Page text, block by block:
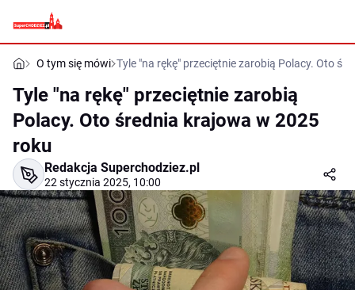
O tym się mówi Tyle "na rękę" przeciętnie zarobią Polacy. Oto
Tyle "na rękę" przeciętnie zarobią
Polacy. Oto średnia krajowa w 2025
roku
Redakcja Superchodziez.pl
22 stycznia 2025, 10:00